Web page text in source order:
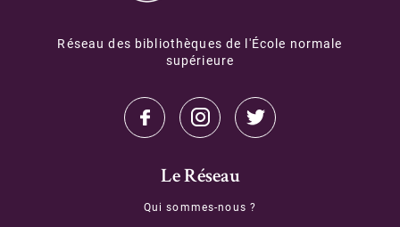
Réseau des bibliothèques de l'École normale
supérieure
Le Réseau
Qui sommes-nous ?